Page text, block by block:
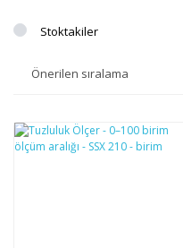
Stoktakiler